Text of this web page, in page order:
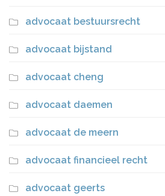
advocaat bestuursrecht
advocaat bijstand
advocaat cheng
advocaat daemen
advocaat de meern
advocaat financieel recht
advocaat geerts